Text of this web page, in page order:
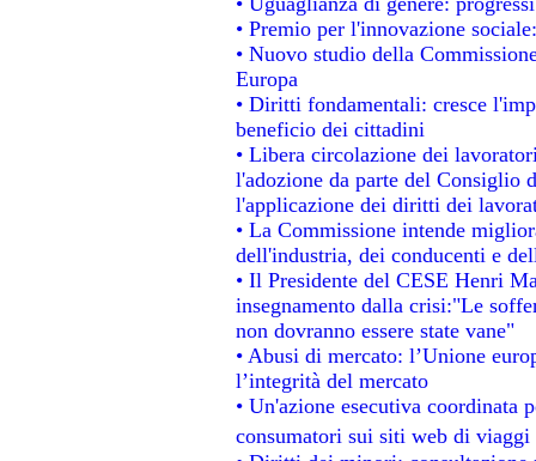
• Premio per l'innovazione
• Nuovo studio della
Europa
• Diritti fondamentali: cresce
beneficio dei cittadini
• Libera circolazione dei
l'adozione da parte del Consiglio
l'applicazione dei diritti dei
• La Commissione intende
dell'industria, dei conducenti e
• Il Presidente del CESE Henri
insegnamento dalla crisi:"Le
non dovranno essere state vane"
• Abusi di mercato: l’Unione
l’integrità del mercato
• Un'azione esecutiva
consumatori sui siti web di viaggi